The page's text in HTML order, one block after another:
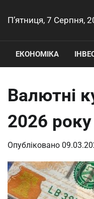
доП’ятниця, 7 Серпня,
ЕКОНОМІКА
Валютні
2026 року
Опубліковано